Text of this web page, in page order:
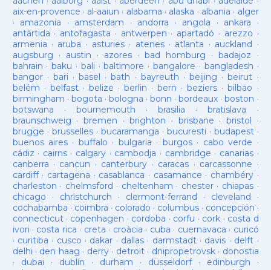
aix-en-provence · al-aaiun · alabama · alaska · albania · alger
· amazonia · amsterdam · andorra · angola · ankara ·
antàrtida · antofagasta · antwerpen · apartadó · arezzo ·
armenia · aruba · asturies· atenes· atlanta · auckland ·
augsburg · austin · azores·bad homburg ·badajoz ·
bahrain ·baku · bali ·baltimore ·bangalore · bangladesh ·
bangor· bari ·basel ·bath · bayreuth ·beijing ·beirut ·
belém · belfast· belize · berlin ·bern ·beziers ·bilbao ·
birmingham · bogota · bologna ·bonn ·bordeaux ·boston ·
botswana · bournemouth ·brasilia ·bratislava ·
braunschweig · bremen ·brighton · brisbane · bristol ·
brugge · brusselles· bucaramanga · bucuresti · budapest·
buenos aires· buffalo · bulgaria · burgos· cabo verde ·
cádiz · cairns· calgary · cambodja · cambridge · canarias·
canberra · cancun · canterbury · caracas · carcassonne ·
cardiff· cartagena · casablanca · casamance · chambéry·
charleston · chelmsford · cheltenham · chester· chiapas ·
chicago · christchurch · clermont-ferrand · cleveland ·
cochabamba · coimbra · colorado · columbus· concepción ·
connecticut· copenhagen · cordoba · corfu · cork · costa d
ivori · costa rica · creta · croàcia · cuba · cuernavaca · curicó
· curitiba · cusco · dakar · dallas · darmstadt· davis · delft ·
delhi · den haag · derry· detroit· dnipropetrovsk· donostia
· dubai · dublín · durham · düsseldorf· edinburgh ·